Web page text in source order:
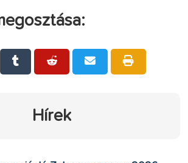
Hírek